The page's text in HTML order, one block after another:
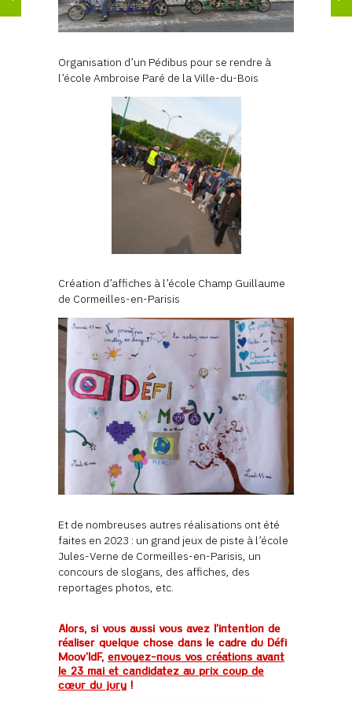
Organisation d’un Pédibus pour se rendre à
l’école Ambroise Paré de la Ville-du-Bois
Création d’affiches à l’école Champ Guillaume
de Cormeilles-en-Parisis
Et de nombreuses autres réalisations ont été
faites en 2023 : un grand jeux de piste à l’école
Jules-Verne de Cormeilles-en-Parisis, un
concours de slogans, des affiches, des
reportages photos, etc.
Alors, si vous aussi vous avez l’intention de
réaliser quelque chose dans le cadre du Défi
Moov’IdF, envoyez-nous vos créations avant
le 23 mai et candidatez au prix coup de
cœur du jury !